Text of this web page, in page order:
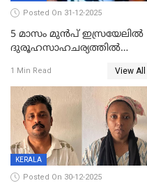
Posted On 31-12-2025
5 മാസം മുൻപ് ഇസ്രയേലിൽ
ദുരൂഹസാഹചര്യത്തിൽ
മലയാളി യുവാവിന്റെ ഭാര്യയും
മരിച്ചു
1 Min Read View All
KERALA
Posted On 30-12-2025